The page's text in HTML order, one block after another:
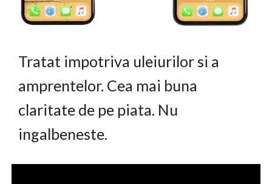
Tratat impotriva uleiurilor si a
amprentelor. Cea mai buna
claritate de pe piata. Nu
ingalbeneste.